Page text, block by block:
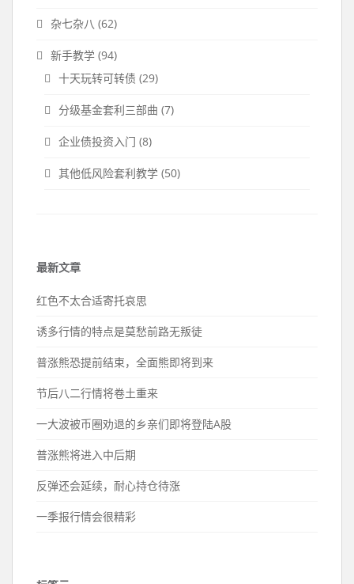
杂七杂八 (62)
新手教学 (94)
十天玩转可转债 (29)
分级基金套利三部曲 (7)
企业债投资入门 (8)
其他低风险套利教学 (50)
最新文章
红色不太合适寄托哀思
诱多行情的特点是莫愁前路无叛徒
普涨熊恐提前结束，全面熊即将到来
节后八二行情将卷土重来
一大波被币圈劝退的乡亲们即将登陆A股
普涨熊将进入中后期
反弹还会延续，耐心持仓待涨
一季报行情会很精彩